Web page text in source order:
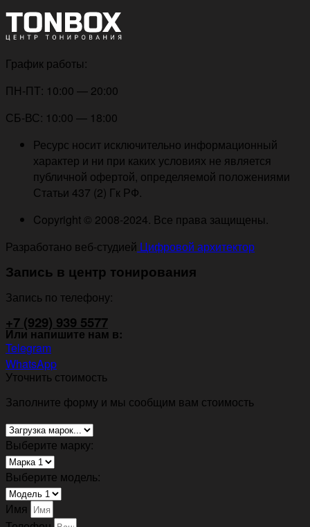
График работы:
ПН-ПТ: 10:00 — 20:00
СБ-ВС: 10:00 — 18:00
Ресурс носит исключительно информационный
характер и ни при каких условиях не является
публичной офертой, определяемой положениями
Статьи 437 (2) Гк РФ.
Copyright © 2008-2024. Все права защищены.
Разработано веб-студией Цифровой архитектор
Запись в центр тонирования
Запись по телефону:
+7 (929) 939 5577
Или напишите нам в:
Telegram
WhatsApp
Уточнить стоимость
Заполните форму и мы сообщим вам стоимость
Выберите марку:
Выберите модель:
Имя